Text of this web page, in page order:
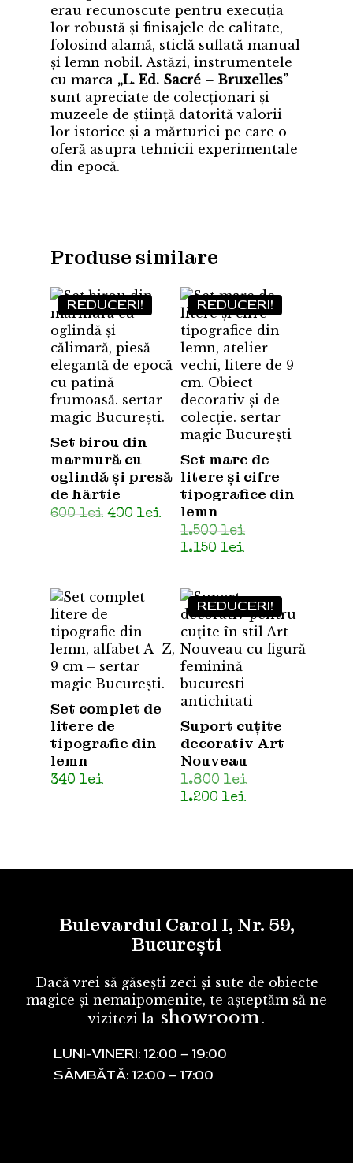
erau recunoscute pentru execuția
lor robustă și finisajele de calitate,
folosind alamă, sticlă suflată manual
și lemn nobil. Astăzi, instrumentele
cu marca „L. Ed. Sacré – Bruxelles”
sunt apreciate de colecționari și
muzeele de știință datorită valorii
lor istorice și a mărturiei pe care o
oferă asupra tehnicii experimentale
din epocă.
Produse similare
REDUCERI!
Set birou din
marmură cu
oglindă și presă
de hârtie
600lei Prețul
400 leiPrețul
curent
este:
REDUCERI!
Set mare de
litere și cifre
tipografice din
lemn
1.500leiPrețul
1.500 lei.
1.150leiPrețul
1.150 lei.
Set complet de
litere de
tipografie din
lemn
340 lei
REDUCERI!
Suport cuțite
decorativ Art
Nouveau
1.800leiPrețul
1.200leiPrețul
Bulevardul Carol I, Nr. 59,
București
Dacă vrei să găsești zeci și sute de obiecte
magice și nemaipomenite, te așteptăm să ne
vizitezi la showroom .
LUNI-VINERI: 12:00 – 19:00
SÂMBĂTĂ: 12:00 – 17:00